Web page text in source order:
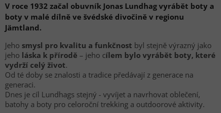
V roce 1932 začal obuvník Jonas Lundhag vyrábět boty a
boty v malé dílně ve švédské divočině v regionu
Jämtland.
Jeho smysl pro kvalitu a funkčnost byl stejně výrazný jako
jeho láska k přírodě – jeho cílem bylo vyrábět boty, které
vydrží celý život.
Od té doby se znalosti a tradice předávají z generace na
generaci.
Dnes je cíl Lundhags stejný - vyvíjet a navrhovat oblečení,
batohy a boty pro celoroční trekking a outdoorové aktivity.